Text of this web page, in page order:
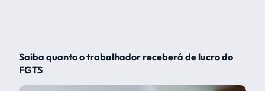
Saiba quanto o trabalhador receberá de lucro do
FGTS